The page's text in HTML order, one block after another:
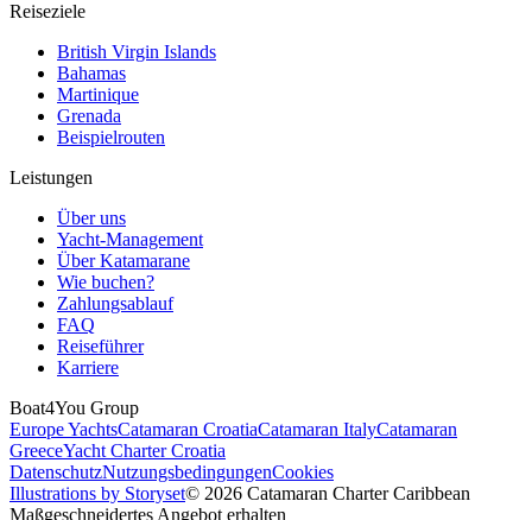
Reiseziele
British Virgin Islands
Bahamas
Martinique
Grenada
Beispielrouten
Leistungen
Über uns
Yacht-Management
Über Katamarane
Wie buchen?
Zahlungsablauf
FAQ
Reiseführer
Karriere
Boat4You Group
Europe YachtsCatamaran CroatiaCatamaran ItalyCatamaran
GreeceYacht Charter Croatia
DatenschutzNutzungsbedingungenCookies
Illustrations by Storyset© 2026 Catamaran Charter Caribbean
Maßgeschneidertes Angebot erhalten